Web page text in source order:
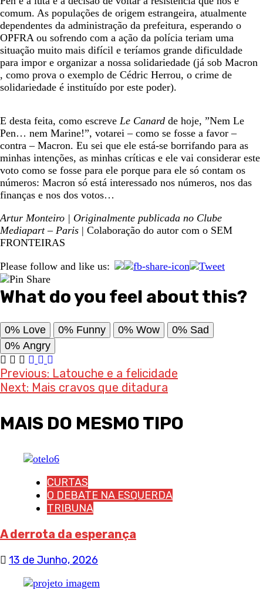
comum. As populações de origem estrangeira, atualmente
dependentes da administração da prefeitura, esperando o
OPFRA ou sofrendo com a ação da polícia teriam uma
situação muito mais difícil e teríamos grande dificuldade
para impor e organizar a nossa solidariedade (já sob Macron
, como prova o exemplo de Cédric Herrou, o crime de
solidariedade é instituído por este poder).
E desta feita, como escreve Le Canard de hoje, ”Nem Le
Pen… nem Marine!”, votarei – como se fosse a favor –
contra – Macron. Eu sei que ele está-se borrifando para as
minhas intenções, as minhas críticas e ele vai considerar este
voto como se fosse para ele porque para ele só contam os
números: Macron só está interessado nos números, nos das
finanças e nos dos votos…
Artur Monteiro | Originalmente publicada no Clube
Mediapart – Paris | Colaboração do autor com o SEM
FRONTEIRAS
Please follow and like us:
What do you feel about this?
0% Love 0% Funny 0% Wow 0% Sad
0% Angry
Post
navigation
Previous: Latouche e a felicidade
Next: Mais cravos que ditadura
MAIS DO MESMO TIPO
CURTAS
O DEBATE NA ESQUERDA
TRIBUNA
A derrota da esperança
13 de Junho, 2026